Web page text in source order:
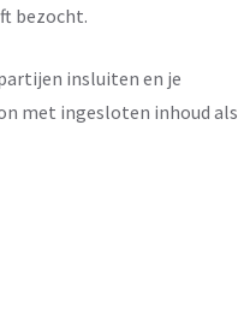
bezocht.
insluiten en je
met ingesloten inhoud als